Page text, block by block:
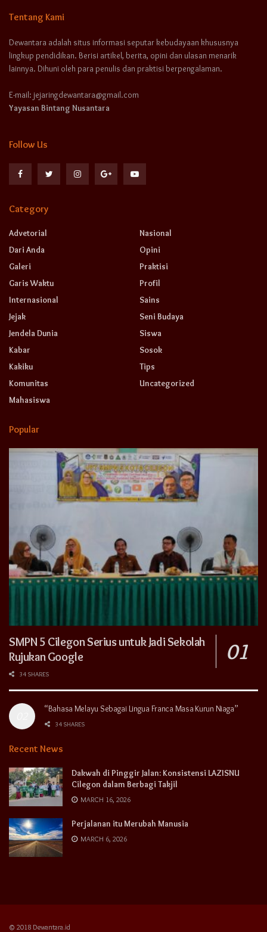
Tentang Kami
Dewantara adalah situs informasi seputar kebudayaan khususnya
lingkup pendidikan. Berisi artikel, berita, opini dan ulasan menarik
lainnya. Dihuni oleh para penulis dan praktisi berpengalaman.
E-mail: jejaringdewantara@gmail.com
Yayasan Bintang Nusantara
Follow Us
Category
Advetorial
Dari Anda
Galeri
Garis Waktu
Internasional
Jejak
Jendela Dunia
Kabar
Kakiku
Komunitas
Mahasiswa
Nasional
Opini
Praktisi
Profil
Sains
Seni Budaya
Siswa
Sosok
Tips
Uncategorized
Popular
SMPN 5 Cilegon Serius untuk Jadi Sekolah
Rujukan Google
34 SHARES
“Bahasa Melayu Sebagai Lingua Franca Masa Kurun Niaga”
34 SHARES
Recent News
Dakwah di Pinggir Jalan: Konsistensi LAZISNU
Cilegon dalam Berbagi Takjil
MARCH 16, 2026
Perjalanan itu Merubah Manusia
MARCH 6, 2026
© 2018 Dewantara.id